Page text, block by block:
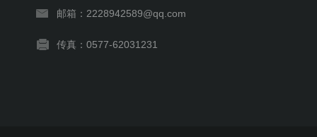
邮箱：2228942589@qq.com
传真：0577-62031231